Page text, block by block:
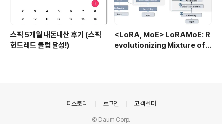
스픽 5개월 내돈내산 후기 (스픽
헌드레드 클럽 달성!)
<LoRA, MoE> LoRAMoE: R
evolutionizing Mixture of E
티스토리 로그인 고객센터
© Daum Corp.